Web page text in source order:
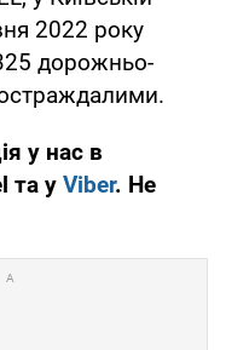
2022 року
дорожньо-
у нас в
та у Viber. Не